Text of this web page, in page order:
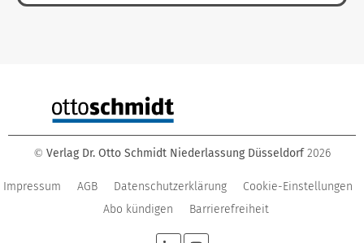
© Verlag Dr. Otto Schmidt Niederlassung Düsseldorf 2026
Impressum AGB Datenschutzerklärung
Cookie-Einstellungen
Abo kündigen
Barrierefreiheit